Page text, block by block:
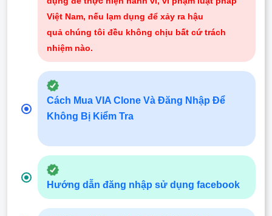
Việt Nam, nếu lạm dụng để xảy ra hậu
quả chúng tôi đều không chịu bất cứ trách
nhiệm nào.
Cách Mua VIA Clone Và Đăng Nhập Để
Không Bị Kiểm Tra
Hướng dẫn đăng nhập sử dụng facebook